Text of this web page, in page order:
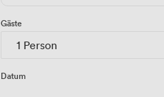
Gäste
1 Person
Datum